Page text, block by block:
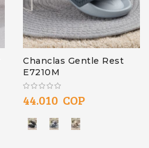
Chanclas Gentle Rest
E7210M
44.010 COP